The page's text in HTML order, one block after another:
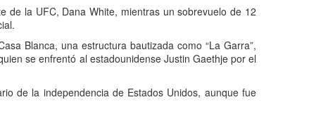
de la UFC, Dana White, mientras un sobrevuelo de 12
Blanca, una estructura bautizada como “La Garra”,
se enfrentó al estadounidense Justin Gaethje por el
de la independencia de Estados Unidos, aunque fue